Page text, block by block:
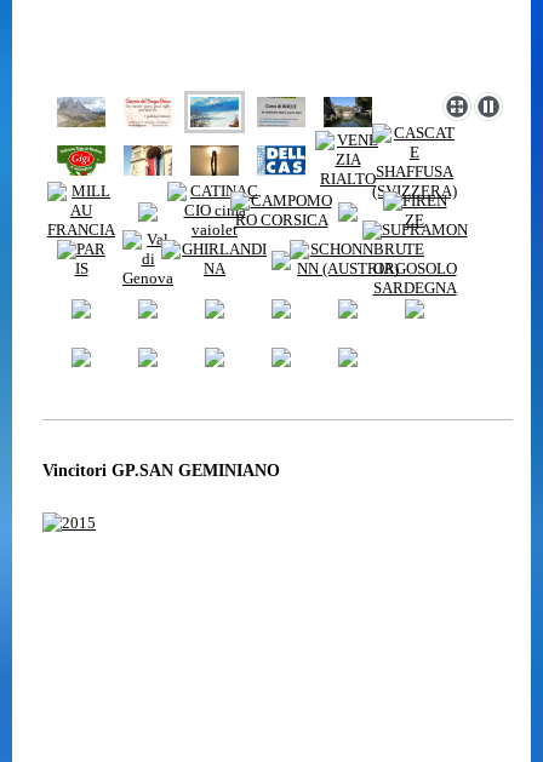
Vincitori GP.SAN GEMINIANO